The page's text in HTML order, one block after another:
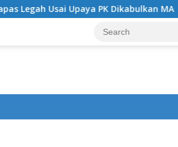
PK Dikabulkan MA Angin